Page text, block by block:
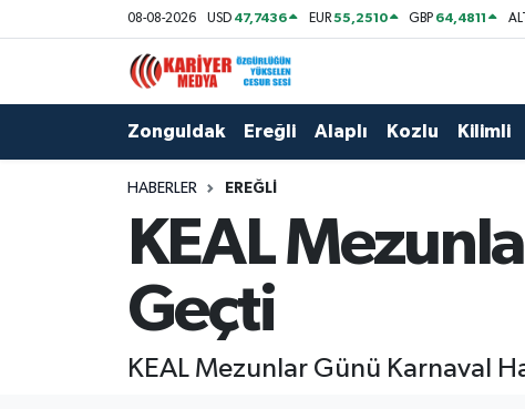
08-08-2026 USD 47,7436 EUR55,2510 GBP 64,4811
Zonguldak Ereğli Alaplı Kozlu Kilimli
HABERLER EREĞLI
KEAL
Geçti
KEAL Mezunlar Günü Karnaval
Zonguldak
Çaycuma
Zonguldak Nöbetçi Eczaneler
Zonguldak Hava Durumu
Zonguldak Namaz Vakitleri
Zonguldak Trafik Yoğunluk Haritası
Puan Durumu ve Fikstür
Tüm Manşetler